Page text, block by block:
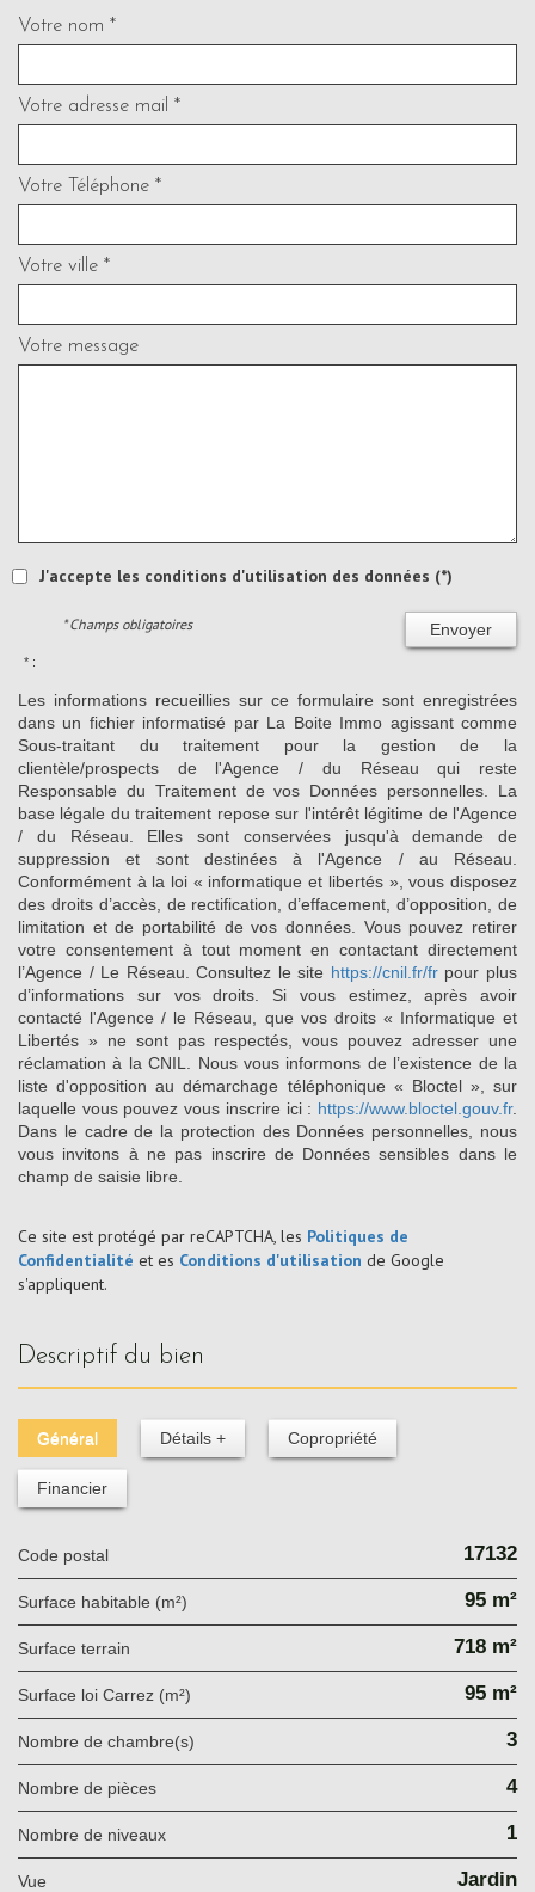
Votre nom *
Votre adresse mail *
Votre Téléphone *
Votre ville *
Votre message
J'accepte les conditions d'utilisation des données (*)
Envoyer
* Champs obligatoires
* :
Les informations recueillies sur ce formulaire sont enregistrées
dans un fichier informatisé par La Boite Immo agissant comme
Sous-traitant du traitement pour la gestion de la
clientèle/prospects de l'Agence / du Réseau qui reste
Responsable du Traitement de vos Données personnelles. La
base légale du traitement repose sur l'intérêt légitime de l'Agence
/ du Réseau. Elles sont conservées jusqu'à demande de
suppression et sont destinées à l'Agence / au Réseau.
Conformément à la loi « informatique et libertés », vous disposez
des droits d’accès, de rectification, d’effacement, d’opposition, de
limitation et de portabilité de vos données. Vous pouvez retirer
votre consentement à tout moment en contactant directement
l’Agence / Le Réseau. Consultez le site https://cnil.fr/frpour plus
d’informations sur vos droits. Si vous estimez, après avoir
contacté l'Agence / le Réseau, que vos droits « Informatique et
Libertés » ne sont pas respectés, vous pouvez adresser une
réclamation à la CNIL. Nous vous informons de l’existence de la
liste d'opposition au démarchage téléphonique « Bloctel », sur
laquelle vous pouvez vous inscrire ici : https://www.bloctel.gouv.fr.
Dans le cadre de la protection des Données personnelles, nous
vous invitons à ne pas inscrire de Données sensibles dans le
champ de saisie libre.
Ce site est protégé par reCAPTCHA, les Politiques de
Confidentialité et es Conditions d'utilisation de Google
s'appliquent.
descriptif du bien
Général Détails + Copropriété
Financier
Code postal 17132
Surface habitable (m²) 95 m²
surface terrain 718 m²
Surface loi Carrez (m²) 95 m²
Nombre de chambre(s) 3
Nombre de pièces 4
Nombre de niveaux 1
Vue Jardin